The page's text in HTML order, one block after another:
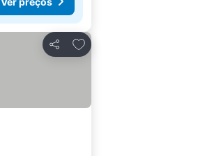
Partilhar
Adicionar aos favoritos